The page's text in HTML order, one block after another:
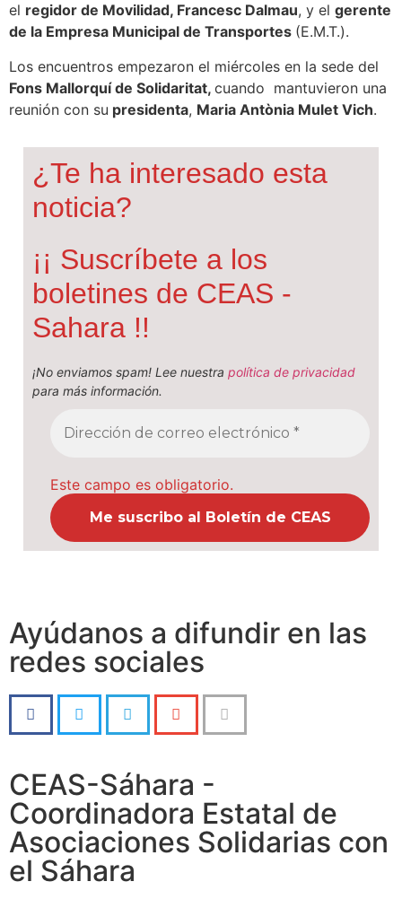
el regidor de Movilidad, Francesc Dalmau, y el gerente
de la Empresa Municipal de Transportes (E.M.T.).
Los encuentros empezaron el miércoles en la sede del
Fons Mallorquí de Solidaritat, cuando mantuvieron una
reunión con su presidenta, Maria Antònia Mulet Vich.
¿Te ha interesado esta
noticia?
¡¡ Suscríbete a los
boletines de CEAS -
Sahara !!
¡No enviamos spam! Lee nuestra política de privacidad
para más información.
Este campo es obligatorio.
Ayúdanos a difundir en las
redes sociales
CEAS-Sáhara -
Coordinadora Estatal de
Asociaciones Solidarias con
el Sáhara